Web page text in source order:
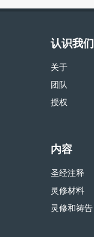
认识我们
关于
团队
授权
内容
圣经注释
灵修材料
灵修和祷告